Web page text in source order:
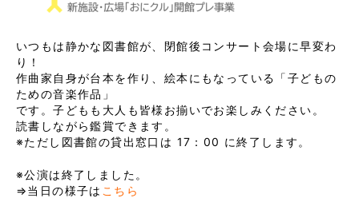
いつもは静かな図書館が、閉館後コンサート会場に早変わ
り！
作曲家自身が台本を作り、絵本にもなっている「子どもの
ための音楽作品」
です。子どもも大人も皆様お揃いでお楽しみください。
読書しながら鑑賞できます。
※ただし図書館の貸出窓口は 17：00 に終了します。
※公演は終了しました。
⇒当日の様子は こちら